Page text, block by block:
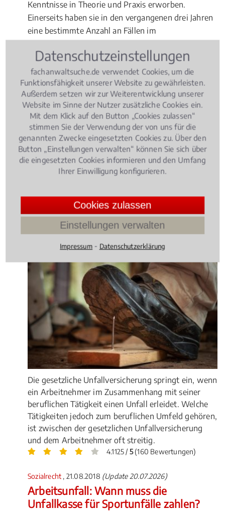
Kenntnisse in Theorie und Praxis erworben.
Einerseits haben sie in den vergangenen drei Jahren
eine bestimmte Anzahl an Fällen im
sie sich in einem Fachanwaltskurs umfassende
theoretische Kenntnisse im Fachgebiet Sozialrecht
angeeignet und in einer Prüfung erfolgreich
nachgewiesen. Fachanwälte für Sozialrecht müssen
sich übrigens nach ihrer Ernennung jährlich
fortbilden. Sie dürfen auch nur in ingesamt drei
Rechtsgebieten den Titel "Fachanwalt" erwerben.
Rechtsbeiträge zu
Sozialrecht, 16.01.2019(Update 29.07.2026)
Arbeitsunfall: Wann muss die
gesetzliche Unfallversicherung zahlen?
Die gesetzliche Unfallversicherung springt ein, wenn
ein Arbeitnehmer im Zusammenhang mit seiner
beruflichen Tätigkeit einen Unfall erleidet. Welche
Tätigkeiten jedoch zum beruflichen Umfeld gehören,
ist zwischen der gesetzlichen Unfallversicherung
und dem Arbeitnehmer oft streitig.
4.1125 / 5(160 Bewertungen)
Sozialrecht , 21.08.2018 (Update 20.07.2026)
Arbeitsunfall: Wann muss die
Unfallkasse für Sportunfälle zahlen?
Datenschutzeinstellungen
fachanwaltsuche.de verwendet Cookies, um die
Funktionsfähigkeit unserer Website zu gewährleisten.
Außerdem setzen wir zur Weiterentwicklung unserer
Website im Sinne der Nutzer zusätzliche Cookies ein.
Mit dem Klick auf den Button „Cookies zulassen“
stimmen Sie der Verwendung der von uns für die
genannten Zwecke eingesetzten Cookies zu. Über den
Button „Einstellungen verwalten“ können Sie sich über
die eingesetzten Cookies informieren und den Umfang
Ihrer Einwilligung konfigurieren.
Cookies zulassen
Einstellungen verwalten
Impressum ⁃ Datenschutzerklärung